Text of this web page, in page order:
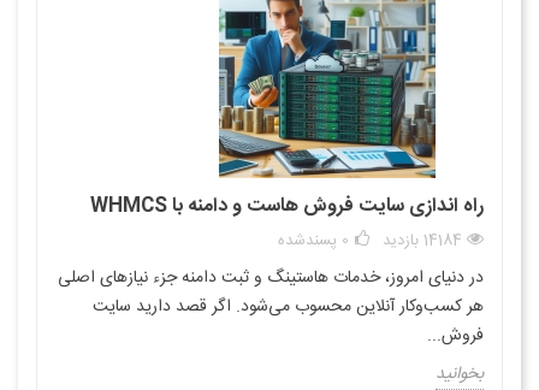
راه اندازی سایت فروش هاست و دامنه با WHMCS
14184 بازدید 0 پسندشده
در دنیای امروز، خدمات هاستینگ و ثبت دامنه جزء نیازهای اصلی
هر کسب‌وکار آنلاین محسوب می‌شود. اگر قصد دارید سایت
فروش...
بخوانید